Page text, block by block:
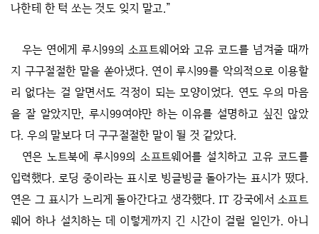
나한테 한 턱 쏘는 것도 잊지 말고.”
우는 연에게 루시99의 소프트웨어와 고유 코드를 넘겨줄 때까
지 구구절절한 말을 쏟아냈다. 연이 루시99를 악의적으로 이용할
리 없다는 걸 알면서도 걱정이 되는 모양이었다. 연도 우의 마음
을 잘 알았지만, 루시99여야만 하는 이유를 설명하고 싶진 않았
다. 우의 말보다 더 구구절절한 말이 될 것 같았다.
연은 노트북에 루시99의 소프트웨어를 설치하고 고유 코드를
입력했다. 로딩 중이라는 표시로 빙글빙글 돌아가는 표시가 떴다.
연은 그 표시가 느리게 돌아간다고 생각했다. IT 강국에서 소프트
웨어 하나 설치하는 데 이렇게까지 긴 시간이 걸릴 일인가. 아니